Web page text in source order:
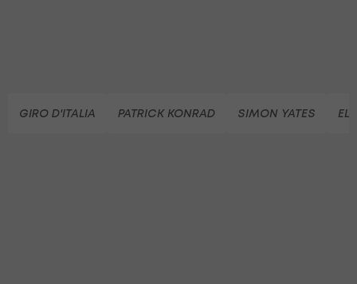
GIRO D'ITALIA PATRICK KONRAD SIMON YATES